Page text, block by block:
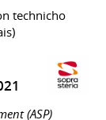
technicho
(ASP)